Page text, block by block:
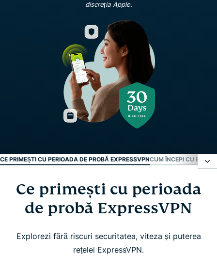
discreția Apple.
CE PRIMEȘTI CU PERIOADA DE PROBĂ EXPRESSVPNCUM ÎNCEPI CU
Ce primești cu perioada de probă ExpressVPN
Cum începi cu ExpressVPN în 3 pași simpli
Urmărește cum să îți activezi perioada de probă
Ce primești cu perioada
de probă ExpressVPN
Explorezi fără riscuri securitatea, viteza și puterea
rețelei ExpressVPN.